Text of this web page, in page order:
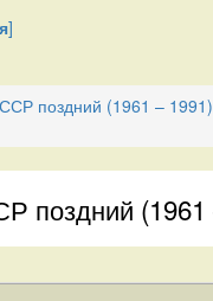
]
поздний (1961 – 1991)
поздний (1961